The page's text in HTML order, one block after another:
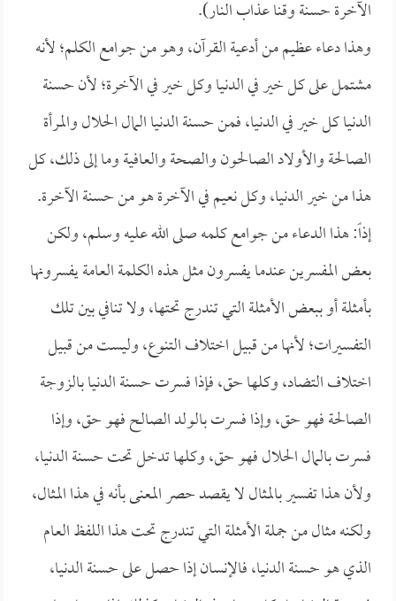
الآخرة حسنة وقنا عذاب النار).
وهذا دعاء عظيم من أدعية القرآن، وهو من جوامع الكلم؛ لأنه
مشتمل على كل خير في الدنيا وكل خير في الآخرة؛ لأن حسنة
الدنيا كل خير في الدنيا، فمن حسنة الدنيا المال الحلال والمرأة
الصالحة والأولاد الصالحون والصحة والعافية وما إلى ذلك، كل
هذا من خير الدنيا، وكل نعيم في الآخرة هو من حسنة الآخرة.
إذاً: هذا الدعاء من جوامع كلمه صلى الله عليه وسلم، ولكن
بعض المفسرين عندما يفسرون مثل هذه الكلمة العامة يفسرونها
بأمثلة أو ببعض الأمثلة التي تندرج تحتها، ولا تنافي بين تلك
التفسيرات؛ لأنها من قبيل اختلاف التنوع، وليست من قبيل
اختلاف التضاد، وكلها حق، فإذا فسرت حسنة الدنيا بالزوجة
الصالحة فهو حق، وإذا فسرت بالولد الصالح فهو حق، وإذا
فسرت بالمال الحلال فهو حق، وكلها تدخل تحت حسنة الدنيا،
ولأن هذا تفسير بالمثال لا يقصد حصر المعنى بأنه في هذا المثال،
ولكنه مثال من جملة الأمثلة التي تندرج تحت هذا اللفظ العام
الذي هو حسنة الدنيا، فالإنسان إذا حصل على حسنة الدنيا،